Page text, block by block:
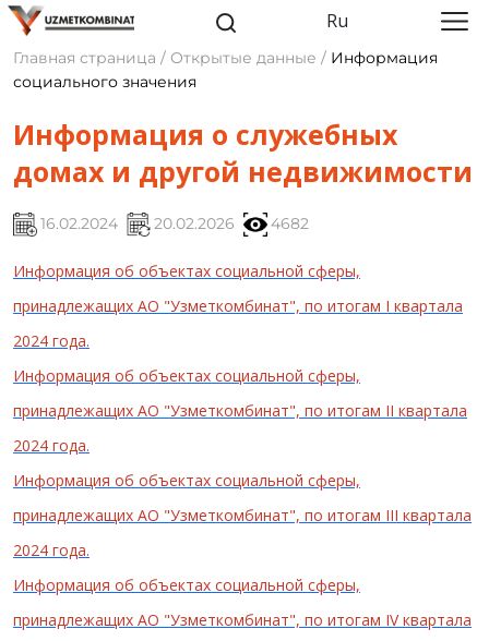
Ru
Главная страница / Открытые данные / Информация
социального значения
Информация о служебных
домах и другой недвижимости
16.02.2024 20.02.2026 4682
Информация об объектах социальной сферы,
принадлежащих АО "Узметкомбинат", по итогам I квартала
2024 года.
Информация об объектах социальной сферы,
принадлежащих АО "Узметкомбинат", по итогам II квартала
2024 года.
Информация об объектах социальной сферы,
принадлежащих АО "Узметкомбинат", по итогам III квартала
2024 года.
Информация об объектах социальной сферы,
принадлежащих АО "Узметкомбинат", по итогам IV квартала